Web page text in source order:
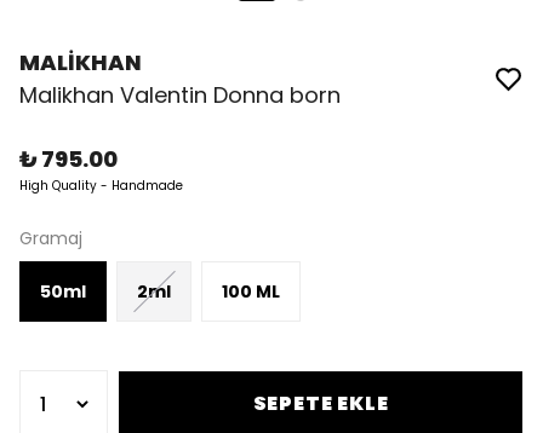
MALİKHAN
Malikhan Valentin Donna born
₺ 795.00
High Quality - Handmade
Gramaj
50ml 2ml 100 ML
SEPETE EKLE